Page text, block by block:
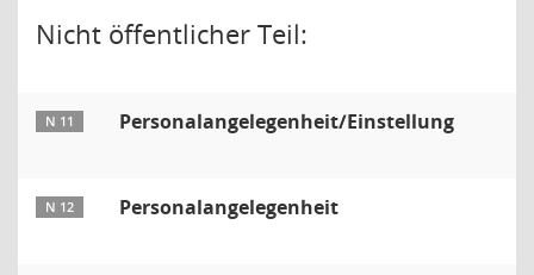
Nicht öffentlicher Teil:
N 11 Personalangelegenheit/Einstellung
N 12 Personalangelegenheit